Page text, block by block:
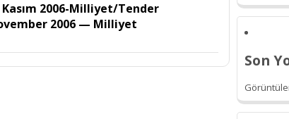
2006-Milliyet/Tender
2006 — Milliyet
Son